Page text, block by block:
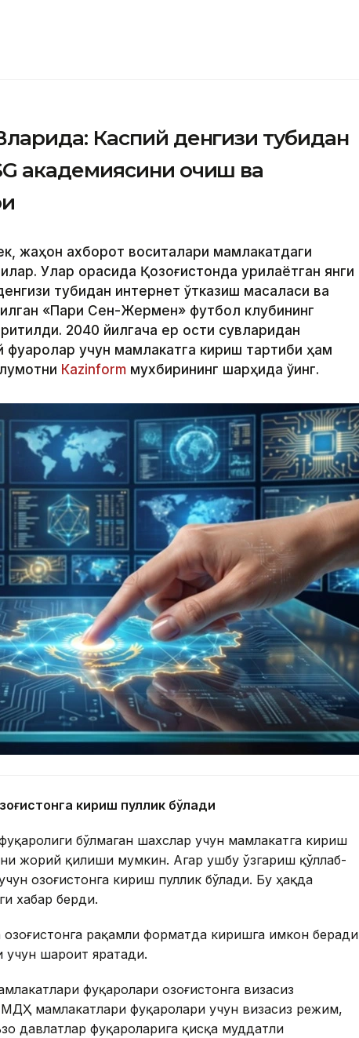
Каспий денгизи тубидан
академиясини очиш ва
жаҳон ахборот воситалари мамлакатдаги
Улар орасида Қозоғистонда қурилаётган янги
тубидан интернет ўтказиш масаласи ва
«Пари Сен-Жермен» футбол клубининг
2040 йилгача ер ости сувларидан
учун мамлакатга кириш тартиби ҳам
Кazinform мухбирининг шарҳида ўқинг.
кириш пуллик бўлади
бўлмаган шахслар учун мамлакатга кириш
жорий қилиши мумкин. Агар ушбу ўзгариш қўллаб-
Қозоғистонга кириш пуллик бўлади. Бу ҳақда
хабар берди.
рақамли форматда киришга имкон беради
учун шароит яратади.
фуқаролари Қозоғистонга визасиз
мамлакатлари фуқаролари учун визасиз режим,
давлатлар фуқароларига қисқа муддатли